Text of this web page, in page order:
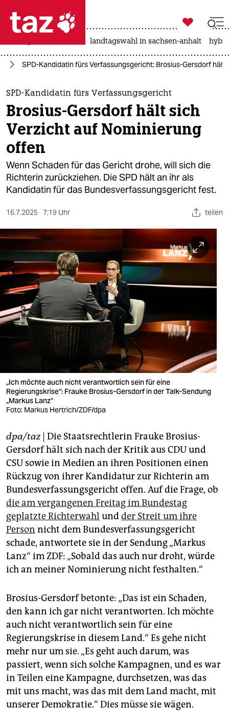
 taz zahl ich
taz zahl ich
themen
politik
öko
gesellschaft
kultur
sport
berlin
nord
wahrheit
verlag
verlag
veranstaltungen
fragen & hilfe
unterstützen
genossenschaft
epaper login

taz zahl ich
landtagswahl in sachsen-anhalt
SPD-Kandidatin fürs Verfassungsgericht: Brosius-Gersdorf hält
SPD-Kandidatin fürs Verfassungsgericht
Brosius-Gersdorf hält sich
Verzicht auf Nominierung
offen
Wenn Schaden für das Gericht drohe, will sich die
Richterin zurückziehen. Die SPD hält an ihr als
Kandidatin für das Bundesverfassungsgericht fest.
16.7.2025 7:19 Uhr teilen
„Ich möchte auch nicht verantwortlich sein für eine
Regierungskrise“: Frauke Brosius-Gersdorf in der Talk-Sendung
„Markus Lanz“
Foto: Markus Hertrich/ZDF/dpa
dpa/taz| Die Staatsrechtlerin Frauke Brosius-
Gersdorf hält sich nach der Kritik aus CDU und
CSU sowie in Medien an ihren Positionen einen
Rückzug von ihrer Kandidatur zur Richterin am
Bundesverfassungsgericht offen. Auf die Frage, ob
die am vergangenen Freitag im Bundestag
geplatzte Richterwahl undder Streit um ihre
Person nicht dem Bundesverfassungsgericht
schade, antwortete sie in der Sendung „Markus
Lanz“ im ZDF: „Sobald das auch nur droht, würde
ich an meiner Nominierung nicht festhalten.“
Brosius-Gersdorf betonte: „Das ist ein Schaden,
den kann ich gar nicht verantworten. Ich möchte
auch nicht verantwortlich sein für eine
Regierungskrise in diesem Land.“ Es gehe nicht
mehr nur um sie. „Es geht auch darum, was
passiert, wenn sich solche Kampagnen, und es war
in Teilen eine Kampagne, durchsetzen, was das
mit uns macht, was das mit dem Land macht, mit
unserer Demokratie.“ Dies müsse sie wägen.